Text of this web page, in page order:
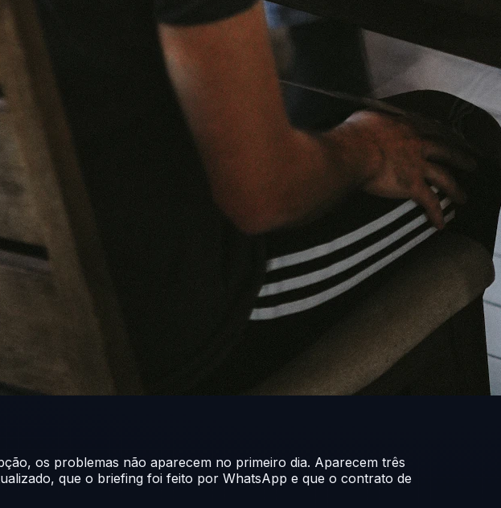
os problemas não aparecem no primeiro dia. Aparecem três
que o briefing foi feito por WhatsApp e que o contrato de